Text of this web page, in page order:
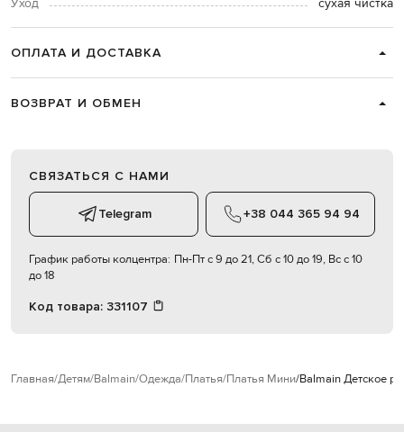
Уход сухая чистка
ОПЛАТА И ДОСТАВКА
ВОЗВРАТ И ОБМЕН
СВЯЗАТЬСЯ С НАМИ
Telegram +38 044 365 94 94
График работы колцентра: Пн-Пт с 9 до 21, Сб с 10 до 19, Вс с 10
до 18
Код товара: 331107
Главная Детям Balmain Одежда Платья Платья Мини Balmain Детское